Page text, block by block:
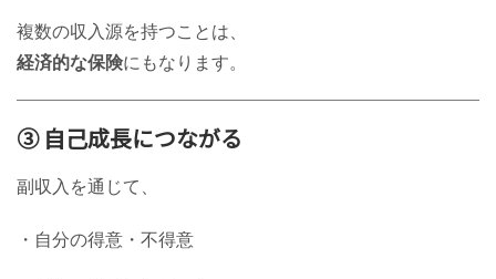
複数の収入源を持つことは、
経済的な保険にもなります。
③ 自己成長につながる
副収入を通じて、
・自分の得意・不得意